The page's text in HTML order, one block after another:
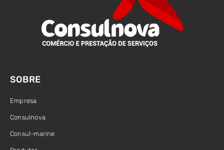
SOBRE
Empresa
Consulnova
Consul-marine